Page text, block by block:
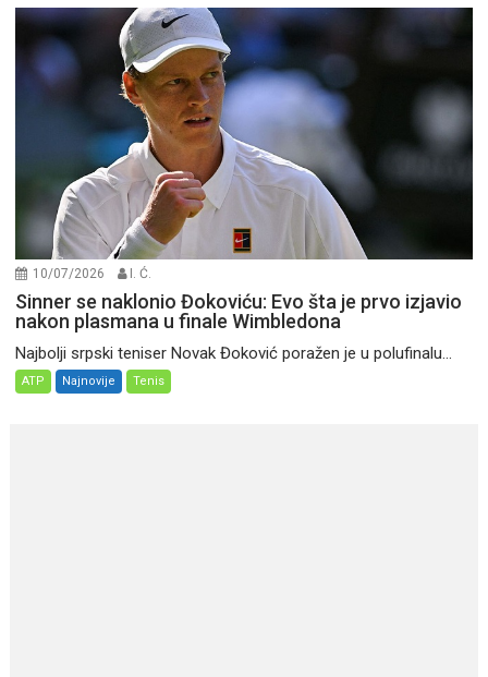
10/07/2026 I. Ć.
Sinner se naklonio Đokoviću: Evo šta je prvo izjavio
nakon plasmana u finale Wimbledona
Najbolji srpski teniser Novak Đoković poražen je u polufinalu...
ATP Najnovije Tenis